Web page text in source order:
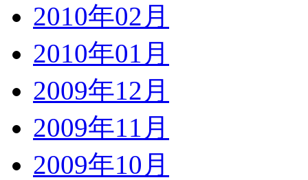
2010年02月
2010年01月
2009年12月
2009年11月
2009年10月